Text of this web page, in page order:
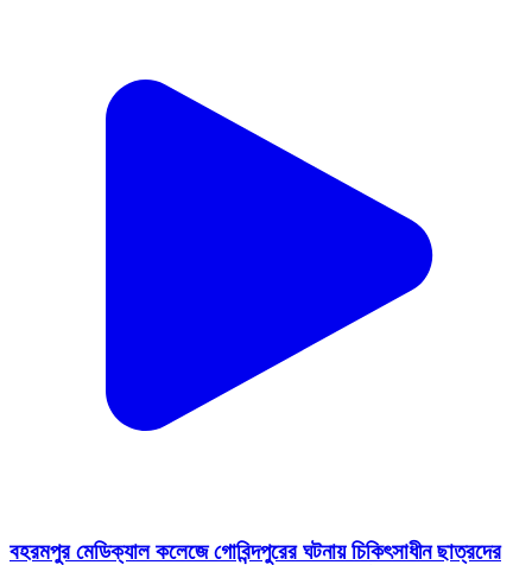
বহরমপুর মেডিক্যাল কলেজে গোবিন্দপুরের ঘটনায় চিকিৎসাধীন ছাত্রদের